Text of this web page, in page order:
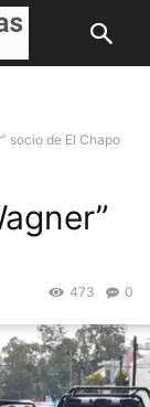
socio de El Chapo
0
473